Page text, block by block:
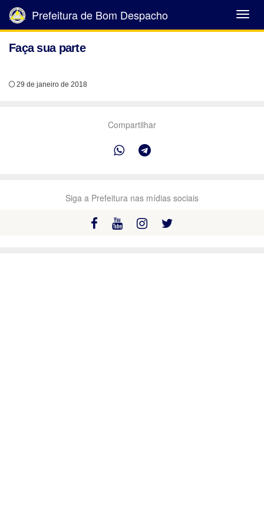
Abrir
Menu
Prefeitura de Bom Despacho
Faça sua parte
29 de janeiro de 2018
Compartilhar
Siga a Prefeitura nas mídias sociais